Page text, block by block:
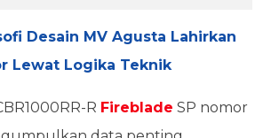
Desain MV Agusta Lahirkan
Lewat Logika Teknik
R Fireblade SP nomor